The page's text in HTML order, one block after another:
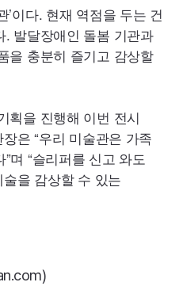
’이다. 현재 역점을 두는 건
발달장애인 돌봄 기관과
을 충분히 즐기고 감상할
획을 진행해 이번 전시
은 “우리 미술관은 가족
며 “슬리퍼를 신고 와도
을 감상할 수 있는